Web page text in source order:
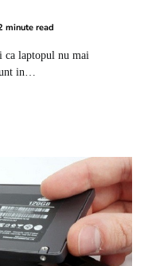
minute read
ca laptopul nu mai
in…